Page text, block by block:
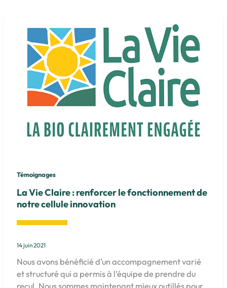
restauration
Villeurbanne
Témoignages
La Vie Claire : renforcer le fonctionnement de
notre cellule innovation
14 juin 2021
Nous avons bénéficié d’un accompagnement varié
et structuré qui a permis à l’équipe de prendre du